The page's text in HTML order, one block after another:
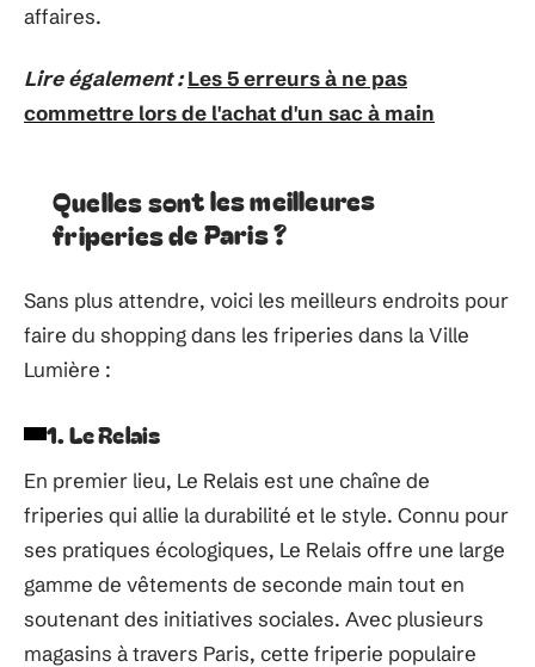
affaires.
Lire également : Les 5 erreurs à ne pas
commettre lors de l'achat d'un sac à main
Quelles sont les meilleures
friperies de Paris ?
Sans plus attendre, voici les meilleurs endroits pour
faire du shopping dans les friperies dans la Ville
Lumière :
1. Le Relais
En premier lieu, Le Relais est une chaîne de
friperies qui allie la durabilité et le style. Connu pour
ses pratiques écologiques, Le Relais offre une large
gamme de vêtements de seconde main tout en
soutenant des initiatives sociales. Avec plusieurs
magasins à travers Paris, cette friperie populaire